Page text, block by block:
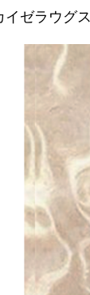
イゼラウグ